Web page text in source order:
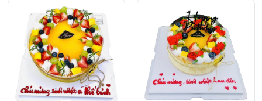
nhập ngoại
tươi
bóng vàng